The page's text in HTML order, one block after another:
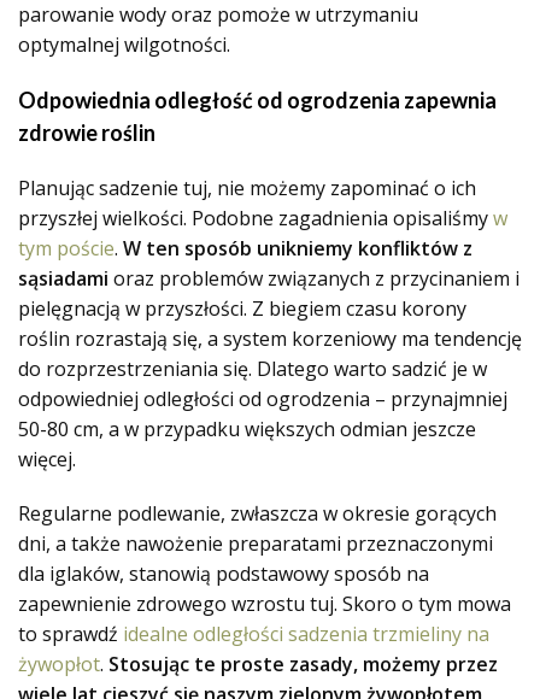
parowanie wody oraz pomoże w utrzymaniu
optymalnej wilgotności.
Odpowiednia odległość od ogrodzenia zapewnia
zdrowie roślin
Planując sadzenie tuj, nie możemy zapominać o ich
przyszłej wielkości. Podobne zagadnienia opisaliśmyw
tym poście. W ten sposób unikniemy konfliktów z
sąsiadami oraz problemów związanych z przycinaniem i
pielęgnacją w przyszłości. Z biegiem czasu korony
roślin rozrastają się, a system korzeniowy ma tendencję
do rozprzestrzeniania się. Dlatego warto sadzić je w
odpowiedniej odległości od ogrodzenia – przynajmniej
50-80 cm, a w przypadku większych odmian jeszcze
więcej.
Regularne podlewanie, zwłaszcza w okresie gorących
dni, a także nawożenie preparatami przeznaczonymi
dla iglaków, stanowią podstawowy sposób na
zapewnienie zdrowego wzrostu tuj. Skoro o tym mowa
to sprawdź idealne odległości sadzenia trzmieliny na
żywopłot. Stosując te proste zasady, możemy przez